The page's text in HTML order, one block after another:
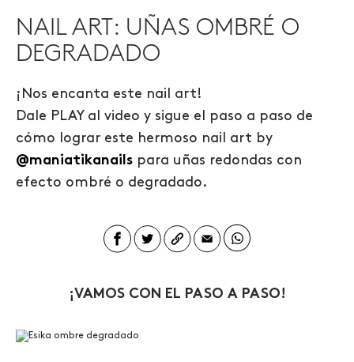
NAIL ART: UÑAS OMBRÉ O
DEGRADADO
¡Nos encanta este nail art!
Dale PLAY al video y sigue el paso a paso de
cómo lograr este hermoso nail art by
@maniatikanails para uñas redondas con
efecto ombré o degradado.
¡VAMOS CON EL PASO A PASO!